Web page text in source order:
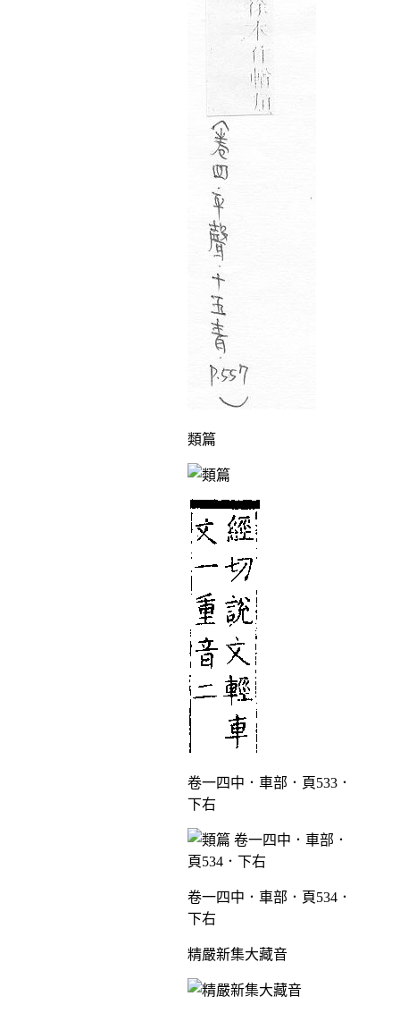
類篇
卷一四中．車部．頁533．
下右
卷一四中．車部．頁534．
下右
精嚴新集大藏音